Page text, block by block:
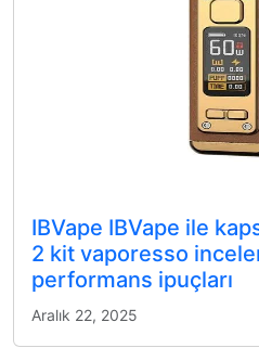
IBVape IBVape ile
2 kit vaporesso
performans ipuçları
Aralık 22, 2025